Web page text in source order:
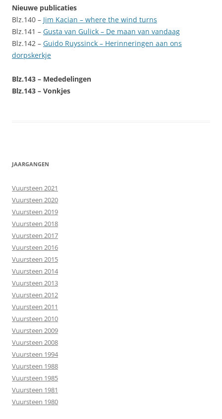
Nieuwe publicaties
Blz.140 – Jim Kacian – where the wind turns
Blz.141 – Gusta van Gulick – De maan van vandaag
Blz.142 – Guido Ruyssinck – Herinneringen aan ons
dorpskerkje
Blz.143 – Mededelingen
Blz.143 – Vonkjes
JAARGANGEN
Vuursteen 2021
Vuursteen 2020
Vuursteen 2019
Vuursteen 2018
Vuursteen 2017
Vuursteen 2016
Vuursteen 2015
Vuursteen 2014
Vuursteen 2013
Vuursteen 2012
Vuursteen 2011
Vuursteen 2010
Vuursteen 2009
Vuursteen 2008
Vuursteen 1994
Vuursteen 1988
Vuursteen 1985
Vuursteen 1981
Vuursteen 1980